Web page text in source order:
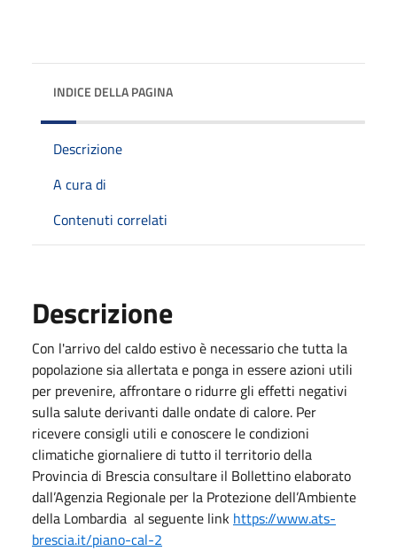
INDICE DELLA PAGINA
Descrizione
A cura di
Contenuti correlati
Descrizione
Con l'arrivo del caldo estivo è necessario che tutta la
popolazione sia allertata e ponga in essere azioni utili
per prevenire, affrontare o ridurre gli effetti negativi
sulla salute derivanti dalle ondate di calore. Per
ricevere consigli utili e conoscere le condizioni
climatiche giornaliere di tutto il territorio della
Provincia di Brescia consultare il Bollettino elaborato
dall’Agenzia Regionale per la Protezione dell’Ambiente
della Lombardia al seguente link https://www.ats-
brescia.it/piano-cal-2